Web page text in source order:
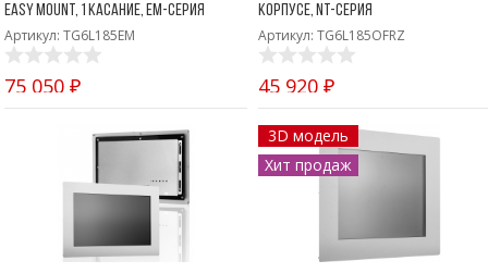
Easy Mount, 1 касание, EM-серия
Артикул: TG6L185EM
75 050 ₽
корпусе, NT-серия
Артикул: TG6L185OFRZ
45 920 ₽
3D модель
Хит продаж